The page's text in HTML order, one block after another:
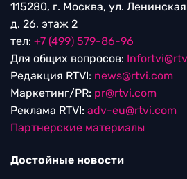
115280, г. Москва, ул.
д. 26, этаж 2
тел: +7 (499) 579-86-96
Для общих вопросов:
Редакция RTVI: news@rtvi.com
Маркетинг/PR: pr@rtvi.com
Реклама RTVI: adv-eu@rtvi.com
Партнерские материалы
Достойные новости